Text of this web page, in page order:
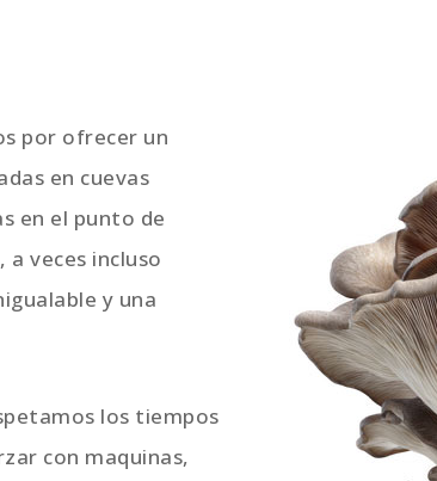
por ofrecer un
en cuevas
en el punto de
a veces incluso
y una
los tiempos
con maquinas,